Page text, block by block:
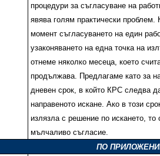
процедури за съгласуване на
явява голям практически
момент съгласуването на един
узаконяването на една точка на
отнеме няколко месеца, което
продължава. Предлагаме като за
дневен срок, в който КРС следва
направеното искане. Ако в този
излязла с решение по искането,
мълчаливо съгласие.
ПО